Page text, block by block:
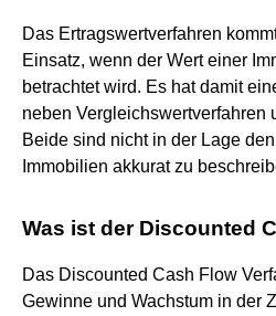
Das Ertragswertverfahren
Einsatz, wenn der Wert einer
betrachtet wird. Es hat damit
neben Vergleichswertverfahren
Beide sind nicht in der Lage
Immobilien akkurat zu
Was ist der Discounted
Das Discounted Cash Flow
Gewinne und Wachstum in der